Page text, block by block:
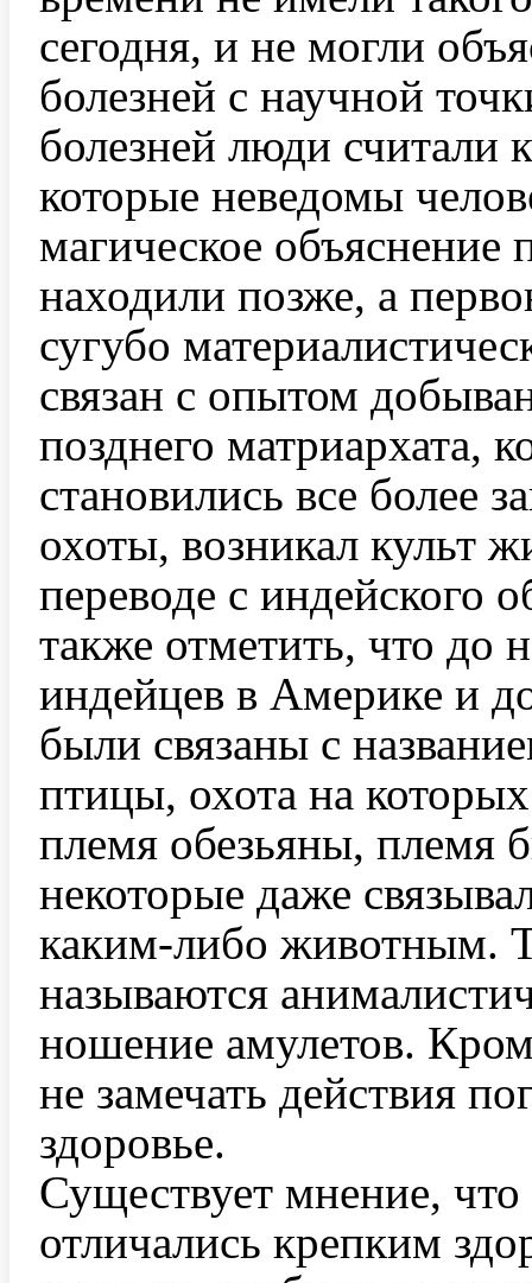
сегодня, и не могли
болезней с научной
болезней люди считали
которые неведомы
магическое
находили позже, а
сугубо
связан с опытом
позднего матриархата,
становились все более
охоты, возникал культ
переводе с индейского
также отметить, что до
индейцев в Америке и
были связаны с
птицы, охота на
племя обезьяны, племя
некоторые даже
каким-либо животным.
называются
ношение амулетов.
не замечать действия
здоровье.
Существует мнение,
отличались крепким